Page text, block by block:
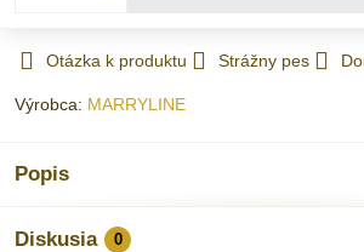
Otázka k produktu Strážny pes
Výrobca: MARRYLINE
Popis
Diskusia 0